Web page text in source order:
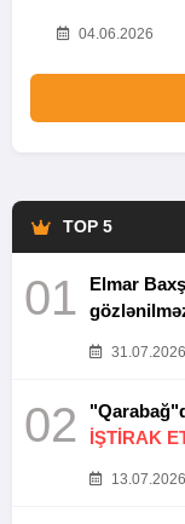
04.06.2026
TOP 5
01
Elmar
31.07.2026
02
İŞTİRAK
13.07.2026